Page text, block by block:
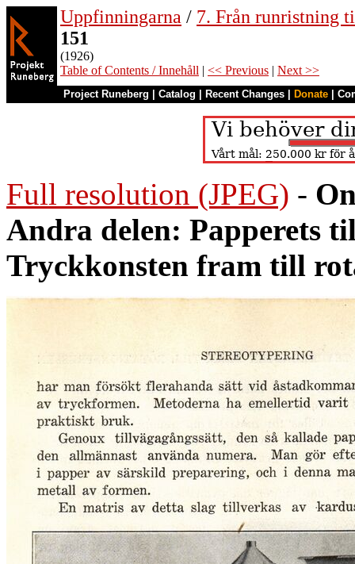
Uppfinningarna / 7. Från runristning
151
(1926)
Table of Contents / Innehåll | << Previous | Next >>
Project Runeberg Catalog Recent Changes Donate
Full resolution (JPEG) -
Andra delen: Papperets
Tryckkonsten fram till